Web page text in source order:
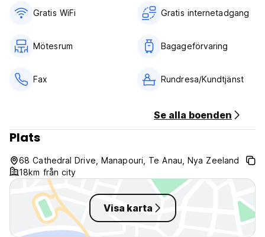
Gratis WiFi Gratis internetadgang
Mötesrum Bagageförvaring
Fax Rundresa/Kundtjänst
Se alla boenden
Plats
68 Cathedral Drive, Manapouri, Te Anau, Nya Zeeland
18km från city
Visa karta